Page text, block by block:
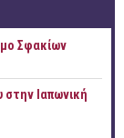
Σφακίων
Ιαπωνική